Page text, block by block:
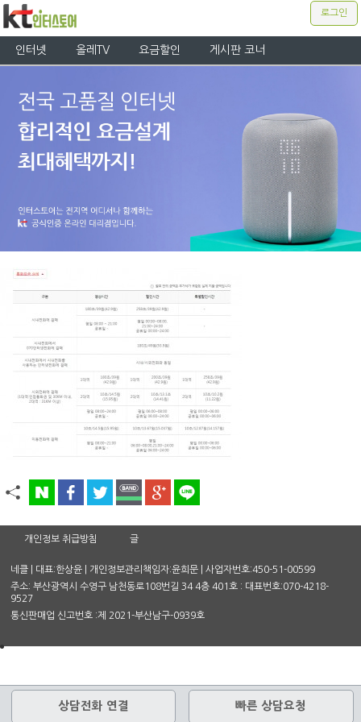
로그인
인터넷 올레TV 요금할인 게시판 코너
개인정보 취급방침 글
네클 | 대표:한상윤 | 개인정보관리책임자:윤희문 | 사업자번호:450-51-00599
주소: 부산광역시 수영구 남천동로108번길 34 4층 401호 : 대표번호:070-4218-
9527
통신판매업 신고번호 :제 2021-부산남구-0939호
상담전화 연결 빠른 상담요청